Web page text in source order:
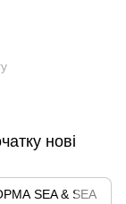
нові